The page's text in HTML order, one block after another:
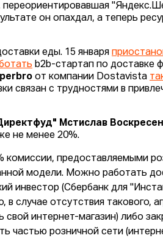
переориентировавшая
он опахдал, а теперь
еды. 15 января
b2b-стартап по доставке
от компании Dostavista
связан с трудностями в
Мстислав
не менее 20%.
комиссии, предоставляемыми
модели. Можно работать
инвестор (Сбербанк для
случае отсутствия такового,
интернет-магазин) либо
частью розничной сети